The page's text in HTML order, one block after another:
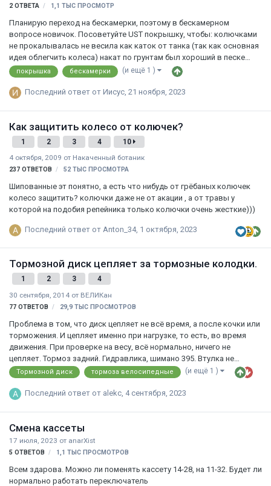
2 ОТВЕТА 1,1 ТЫС ПРОСМОТР
Планирую переход на бескамерки, поэтому в бескамерном
вопросе новичок. Посоветуйте UST покрышку, чтобы: колючками
не прокалывалась не весила как каток от танка (так как основная
идея облегчить колеса) накат по грунтам был хороший в песке
могла хоть как-то тащить не стоила как крыло от самолета
Понимаю, что тут все параметры взаимоисключающие, но
хотелось бы найти золотую середину. И что там насчет герметика?
всё зависит от размера дырки? В общем, дайте совет новичку от
профи. Кто там катает на бескамерк…
Последний ответ от Иисус, 21 ноября, 2023
покрышка бескамерки (и ещё 1 )
Как защитить колесо от колючек?
1 2 3 4
10
4 октября, 2009 от Накаченный ботаник
237 ОТВЕТОВ 52 ТЫС ПРОСМОТРА
Шипованные эт понятно, а есть что нибудь от грёбаных колючек
колесо защитить? колючки даже не от акации , а от травы у
которой на подобия репейника только колючки очень жесткие)))
Последний ответ от Anton_34, 1 октября, 2023
Тормозной диск цепляет за тормозные колодки.
1 2 3
4
30 сентября, 2014 от ВЕЛИКан
77 ОТВЕТОВ 29,9 ТЫС ПРОСМОТРОВ
Проблема в том, что диск цепляет не всё время, а после кочки или
торможения. И цепляет именно при нагрузке, то есть, во время
движения. При проверке на весу, всё нормально, ничего не
цепляет. Тормоз задний. Гидравлика, шимано 395. Втулка не
люфтит, проверял. Ротор ровный. Ось прямая. Калипер
прижмёшь, вроде шорконье пропадает, но через несколько
Последний ответ от alekc, 4 сентября, 2023
Тормозной диск тормоза велосипедные (и ещё 1 )
Смена кассеты
17 июля, 2023 от anarXist
5 ОТВЕТОВ 1,1 ТЫС ПРОСМОТРОВ
Всем здарова. Можно ли поменять кассету 14-28, на 11-32. Будет ли
нормально работать переключатель